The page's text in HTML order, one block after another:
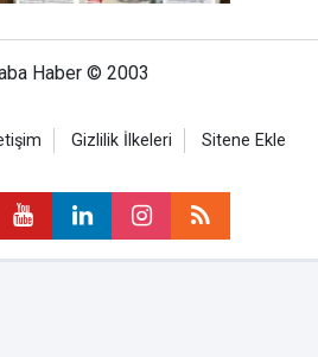
Haber © 2003
Gizlilik İlkeleri Sitene Ekle